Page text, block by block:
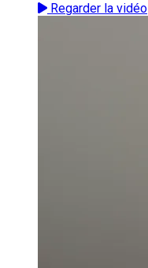
Regarder la vidéo